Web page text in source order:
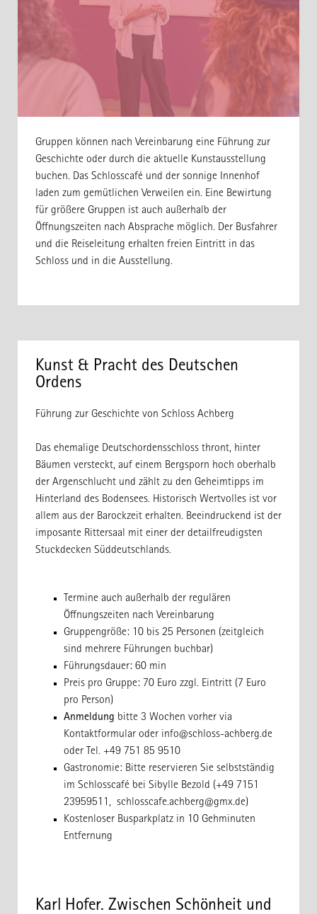
Gruppen können nach Vereinbarung eine Führung zur
Geschichte oder durch die aktuelle Kunstausstellung
buchen. Das Schlosscafé und der sonnige Innenhof
laden zum gemütlichen Verweilen ein. Eine Bewirtung
für größere Gruppen ist auch außerhalb der
Öffnungszeiten nach Absprache möglich. Der Busfahrer
und die Reiseleitung erhalten freien Eintritt in das
Schloss und in die Ausstellung.
Kunst & Pracht des Deutschen
Ordens
Führung zur Geschichte von Schloss Achberg
Das ehemalige Deutschordensschloss thront, hinter
Bäumen versteckt, auf einem Bergsporn hoch oberhalb
der Argenschlucht und zählt zu den Geheimtipps im
Hinterland des Bodensees. Historisch Wertvolles ist vor
allem aus der Barockzeit erhalten. Beeindruckend ist der
imposante Rittersaal mit einer der detailfreudigsten
Stuckdecken Süddeutschlands.
Termine auch außerhalb der regulären
Öffnungszeiten nach Vereinbarung
Gruppengröße: 10 bis 25 Personen (zeitgleich
sind mehrere Führungen buchbar)
Führungsdauer: 60 min
Preis pro Gruppe: 70 Euro zzgl. Eintritt (7 Euro
pro Person)
Anmeldung bitte 3 Wochen vorher via
Kontaktformular oder info@schloss-achberg.de
oder Tel. +49 751 85 9510
Gastronomie: Bitte reservieren Sie selbstständig
im Schlosscafé bei Sibylle Bezold (+49 7151
23959511, schlosscafe.achberg@gmx.de)
Kostenloser Busparkplatz in 10 Gehminuten
Entfernung
Karl Hofer. Zwischen Schönheit und